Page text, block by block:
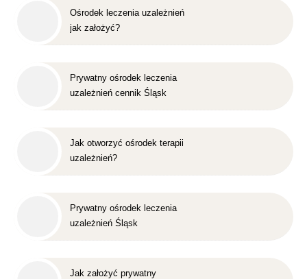
Ośrodek leczenia uzależnień
jak założyć?
Prywatny ośrodek leczenia
uzależnień cennik Śląsk
Jak otworzyć ośrodek terapii
uzależnień?
Prywatny ośrodek leczenia
uzależnień Śląsk
Jak założyć prywatny